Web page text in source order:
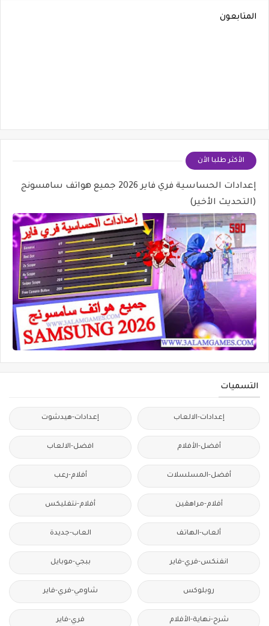
المتابعون
الأكثر طلبا الأن
إعدادات الحساسية فري فاير 2026 جميع هواتف سامسونج
(التحديث الأخير)
التسميات
إعدادات-الالعاب إعدادات-هيدشوت
أفضل-الأفلام افضل-الالعاب
أفضل-المسلسلات أفلام-رعب
أفلام-مراهقين أفلام-نتفليكس
ألعاب-الهاتف العاب-جديدة
انفنكس-فري-فاير ببجي-موبايل
روبلوكس شاومي-فري-فاير
شرح-نهاية-الأفلام فري-فاير